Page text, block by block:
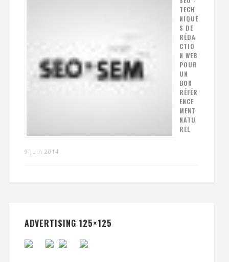
TECH
NIQUE
S DE
RÉDA
CTIO
N WEB
POUR
UN
BON
RÉFÉR
ENCE
MENT
NATU
REL
9 juin 2014
ADVERTISING 125×125